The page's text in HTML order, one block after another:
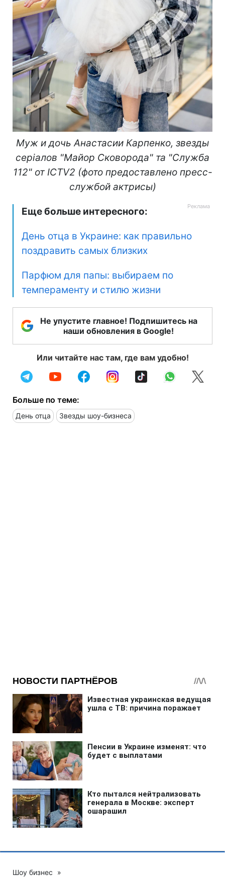
Муж и дочь Анастасии Карпенко, звезды
серіалов "Майор Сковорода" та "Служба
112" от ICTV2 (фото предоставлено пресс-
службой актрисы)
Еще больше интересного:
День отца в Украине: как правильно
поздравить самых близких
Парфюм для папы: выбираем по
темпераменту и стилю жизни
Не упустите главное! Подпишитесь на
наши обновления в Google!
Или читайте нас там, где вам удобно!
Больше по теме:
День отца Звезды шоу-бизнеса
Шоу бизнес »